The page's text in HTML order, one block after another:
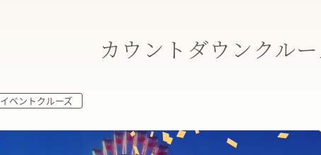
カウントダウンクル
イベントクルーズ